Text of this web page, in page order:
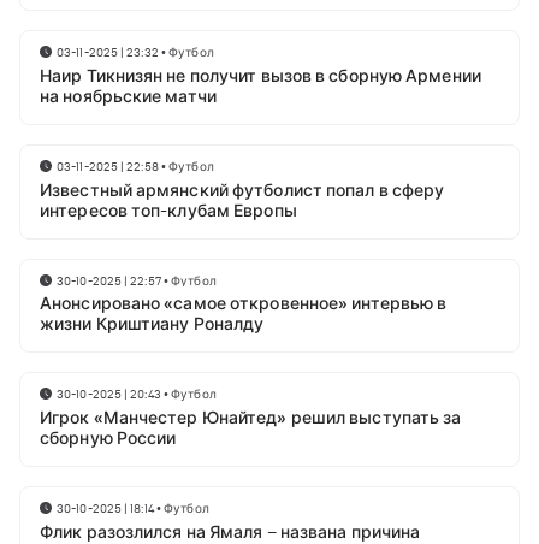
03-11-2025 | 23:32 •Футбол
Наир Тикнизян не получит вызов в сборную Армении
на ноябрьские матчи
03-11-2025 | 22:58•Футбол
Известный армянский футболист попал в сферу
интересов топ-клубам Европы
30-10-2025 | 22:57•Футбол
Анонсировано «самое откровенное» интервью в
жизни Криштиану Роналду
30-10-2025 | 20:43 •Футбол
Игрок «Манчестер Юнайтед» решил выступать за
сборную России
30-10-2025 | 18:14•Футбол
Флик разозлился на Ямаля – названа причина